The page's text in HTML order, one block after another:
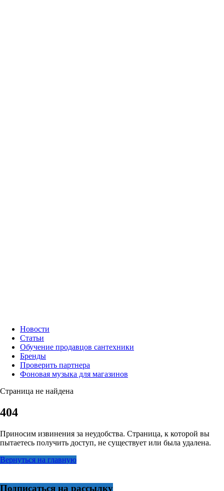
Новости
Статьи
Обучение продавцов сантехники
Бренды
Проверить партнера
Фоновая музыка для магазинов
Страница не найдена
404
Приносим извинения за неудобства. Страница, к которой вы
пытаетесь получить доступ, не существует или была удалена.
Вернуться на главную
Подписаться на рассылку